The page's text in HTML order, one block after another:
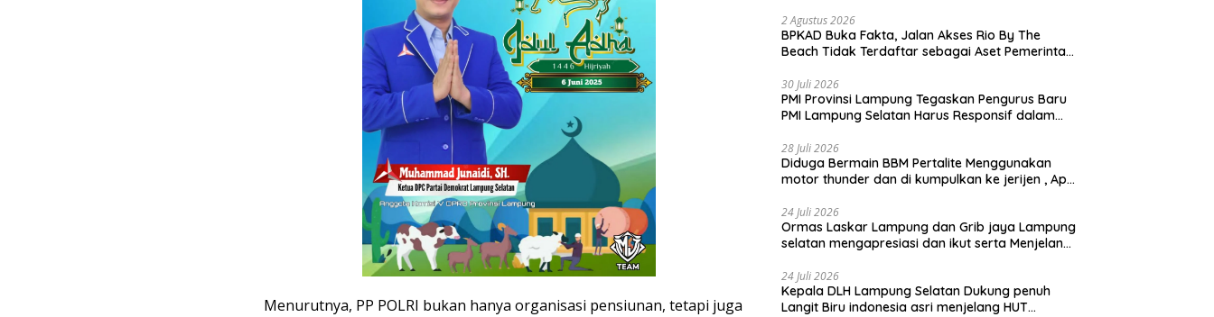
Menurutnya, PP POLRI bukan hanya organisasi pensiunan, tetapi juga
2 Agustus 2026
BPKAD Buka Fakta, Jalan Akses Rio By The
Beach Tidak Terdaftar sebagai Aset Pemerintah
30 Juli 2026
PMI Provinsi Lampung Tegaskan Pengurus Baru
PMI Lampung Selatan Harus Responsif dalam
28 Juli 2026
Diduga Bermain BBM Pertalite Menggunakan
motor thunder dan di kumpulkan ke jerijen , Apri
24 Juli 2026
Ormas Laskar Lampung dan Grib jaya Lampung
selatan mengapresiasi dan ikut serta Menjelang
pimpinan cabang) Partai Demokrat Lampung
Selatan gelar aksi bersih-bersih pantai dan
menanam pohon
24 Juli 2026
Kepala DLH Lampung Selatan Dukung penuh
Langit Biru indonesia asri menjelang HUT